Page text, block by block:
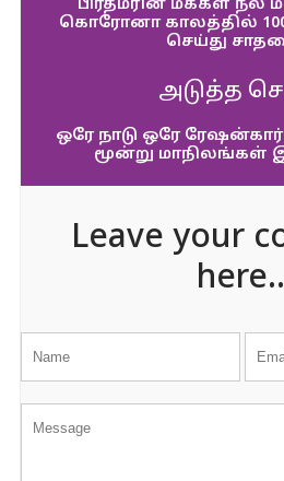
பிரதமரின் மக்கள் நல
கொரோனா காலத்தில்
செய்து
அடுத்த
ஒரே நாடு ஒரே
மூன்று மாநிலங்கள்
Leave your